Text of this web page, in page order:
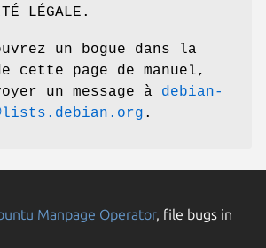
LÉGALE.
un bogue dans la
cette page de manuel,
un message à debian-
.
Manpage Operator, file bugs in